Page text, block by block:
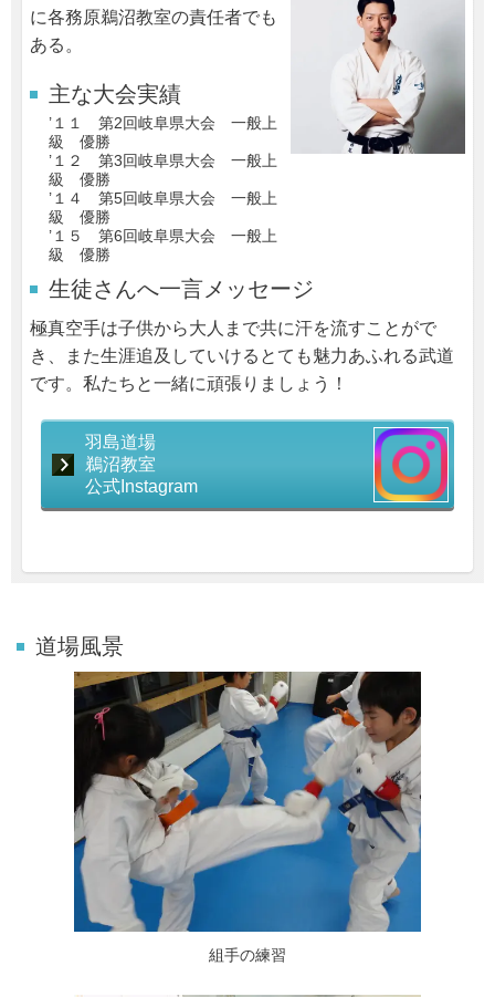
に各務原鵜沼教室の責任者でも
ある。
主な大会実績
’１１ 第2回岐阜県大会 一般上
級 優勝
’１２ 第3回岐阜県大会 一般上
級 優勝
’１４ 第5回岐阜県大会 一般上
級 優勝
’１５ 第6回岐阜県大会 一般上
級 優勝
生徒さんへ一言メッセージ
極真空手は子供から大人まで共に汗を流すことがで
き、また生涯追及していけるとても魅力あふれる武道
です。私たちと一緒に頑張りましょう！
羽島道場
鵜沼教室
公式Instagram
道場風景
組手の練習